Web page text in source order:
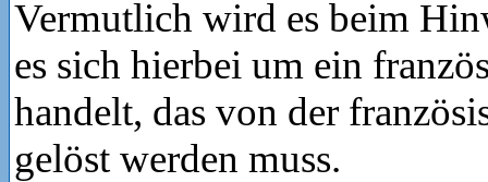
Vermutlich wird es beim
es sich hierbei um ein
handelt, das von der
gelöst werden muss.